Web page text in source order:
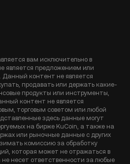
вам исключительно в
является предложением или
контент не является
продавать или держать какие-
продукты или инструменты,
контент не является
торговым советом или любой
здесь данные могут
на бирже KuCoin, а также на
или рыночные данные с других
комиссию за обработку
которая может не отражаться в
не несет ответственности за любые